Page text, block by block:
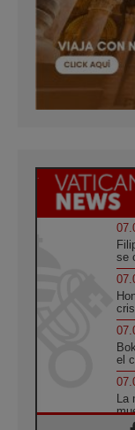
se
el
La